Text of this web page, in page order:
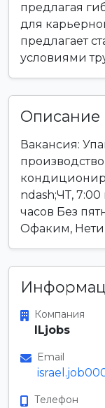
предлагая
для
предлагает
условиями
Описание
Вакансия:
ndash;ЧТ,
часов Без
Офаким,
Компания
ILjobs
Email
Телефон